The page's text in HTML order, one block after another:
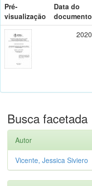
Pré-
visualização
Data do
documento
2020
Busca facetada
Autor
Vicente, Jessica Siviero